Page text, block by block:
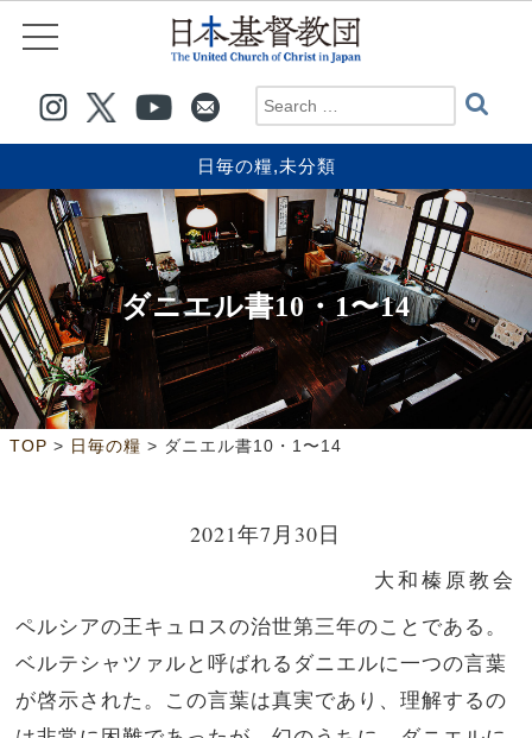
日毎の糧,未分類
ダニエル書10・1〜14
TOP > 日毎の糧 > ダニエル書10・1〜14
2021年7月30日
大和榛原教会
ペルシアの王キュロスの治世第三年のことである。
ベルテシャツァルと呼ばれるダニエルに一つの言葉
が啓示された。この言葉は真実であり、理解するの